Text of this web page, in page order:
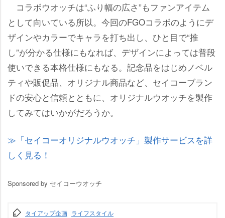
コラボウオッチは“ふり幅の広さ”もファンアイテム
として向いている所以。今回のFGOコラボのようにデ
ザインやカラーでキャラを打ち出し、ひと目で“推
し”が分かる仕様にもなれば、デザインによっては普段
使いできる本格仕様にもなる。記念品をはじめノベル
ティや販促品、オリジナル商品など、セイコーブラン
ドの安心と信頼とともに、オリジナルウオッチを製作
してみてはいかがだろうか。
「セイコーオリジナルウオッチ」製作サービスを詳
しく見る！
Sponsored by セイコーウオッチ
タイアップ企画 ライフスタイル